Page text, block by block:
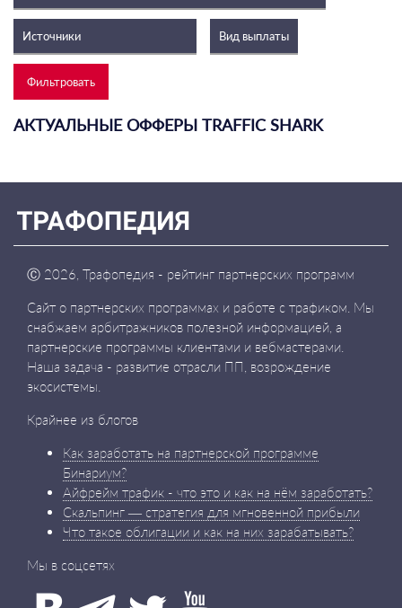
АКТУАЛЬНЫЕ ОФФЕРЫ TRAFFIC SHARK
Ⓒ 2026, Трафопедия - рейтинг партнерских программ
Сайт о партнерских программах и работе с трафиком. Мы
снабжаем арбитражников полезной информацией, а
партнерские программы клиентами и вебмастерами.
Наша задача - развитие отрасли ПП, возрождение
экосистемы.
Крайнее из блогов
Как заработать на партнерской программе
Бинариум?
Айфрейм трафик - что это и как на нём заработать?
Скальпинг — стратегия для мгновенной прибыли
Что такое облигации и как на них зарабатывать?
Мы в соцсетях